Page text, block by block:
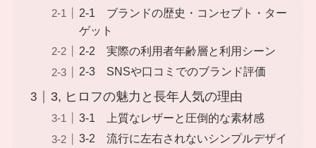
2-1 ブランドの歴史・コンセプト・ター
ゲット
2-2 実際の利用者年齢層と利用シーン
2-3 SNSや口コミでのブランド評価
3, ヒロフの魅力と長年人気の理由
3-1 上質なレザーと圧倒的な素材感
3-2 流行に左右されないシンプルデザイ